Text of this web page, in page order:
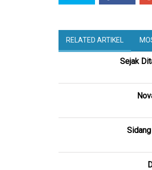
RELATED ARTIKEL
Sejak